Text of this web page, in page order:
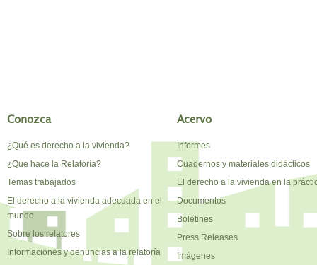
Conozca
¿Qué es derecho a la vivienda?
¿Que hace la Relatoría?
Temas trabajados
El derecho a la vivienda adecuada en el
mundo
Sobre los relatores
Informaciones y denuncias a la relatoría
Acervo
Informes
Cuadernos y materiales didácticos
El derecho a la vivienda en la
Documentos
Boletines
Press Releases
Imágenes